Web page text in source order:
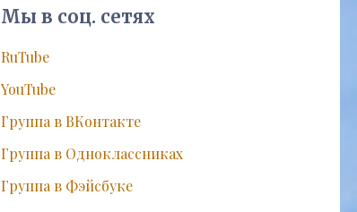
Мы в соц. сетях
RuTube
YouTube
Группа в ВКонтакте
Группа в Одноклассниках
Группа в Фэйсбуке